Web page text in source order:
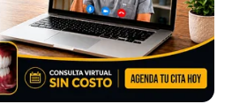
4 Credit Cards, Stop